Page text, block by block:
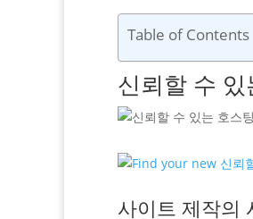
Table of Contents
신뢰할 수
사이트 제작의